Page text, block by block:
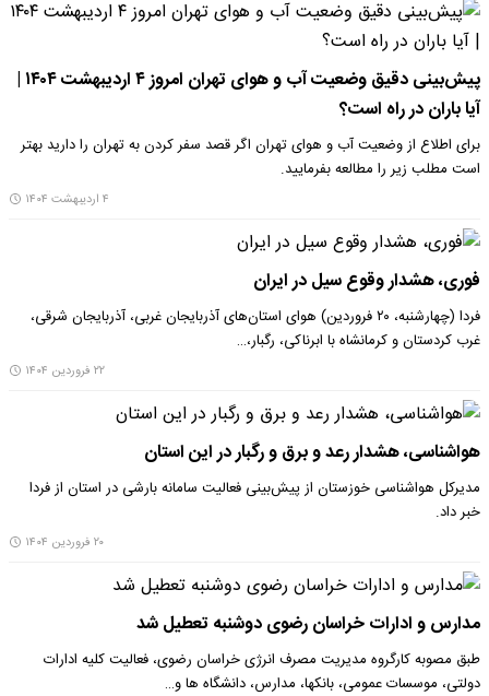
پیش‌بینی دقیق وضعیت آب و هوای تهران امروز ۴ اردیبهشت ۱۴۰۴ |
آیا باران در راه است؟
برای اطلاع از وضعیت آب و هوای تهران اگر قصد سفر کردن به تهران را دارید بهتر
است مطلب زیر را مطالعه بفرمایید.
۴ اردیبهشت ۱۴۰۴
فوری، هشدار وقوع سیل در ایران
فردا (چهارشنبه، ۲۰ فروردین‌) هوای استان‌های آذربایجان غربی، آذربایجان شرقی،
غرب کردستان و کرمانشاه با ابرناکی، رگبار،…
۲۲ فروردین ۱۴۰۴
هواشناسی، هشدار رعد و برق و رگبار در این استان
مدیرکل هواشناسی خوزستان از پیش‌بینی فعالیت سامانه بارشی در استان از فردا
خبر داد.
۲۰ فروردین ۱۴۰۴
مدارس و ادارات خراسان رضوی دوشنبه تعطیل شد
طبق مصوبه کارگروه مدیریت مصرف انرژی خراسان رضوی، فعالیت کلیه ادارات
دولتی، موسسات عمومی، بانکها، مدارس، دانشگاه ها و…